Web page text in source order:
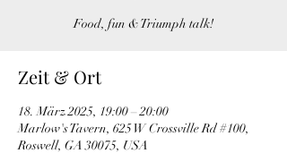
Food, fun & Triumph talk!
Zeit & Ort
18. März 2025, 19:00 – 20:00
Marlow's Tavern, 625 W Crossville Rd #100,
Roswell, GA 30075, USA